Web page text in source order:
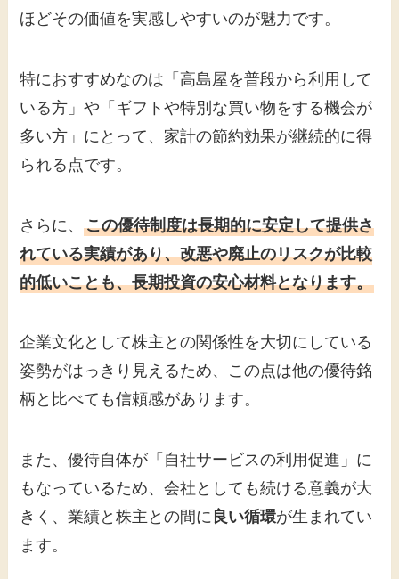
ほどその価値を実感しやすいのが魅力です。
特におすすめなのは「高島屋を普段から利用して
いる方」や「ギフトや特別な買い物をする機会が
多い方」にとって、家計の節約効果が継続的に得
られる点です。
さらに、この優待制度は長期的に安定して提供さ
れている実績があり、改悪や廃止のリスクが比較
的低いことも、長期投資の安心材料となります。
企業文化として株主との関係性を大切にしている
姿勢がはっきり見えるため、この点は他の優待銘
柄と比べても信頼感があります。
また、優待自体が「自社サービスの利用促進」に
もなっているため、会社としても続ける意義が大
きく、業績と株主との間に良い循環が生まれてい
ます。